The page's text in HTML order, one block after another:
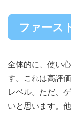
ファース
全体的に、使い
す。これは高評
レベル。ただ、
いと思います。